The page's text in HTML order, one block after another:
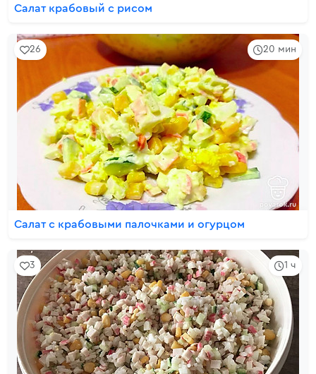
Салат крабовый с рисом
20 мин
26
Салат с крабовыми палочками и огурцом
1 ч
3